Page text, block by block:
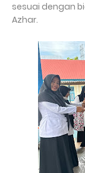
sesuai dengan
Azhar.